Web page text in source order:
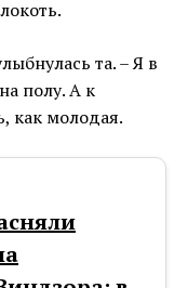
та. – Я в
полу. А к
как молодая.